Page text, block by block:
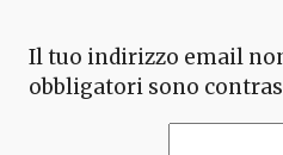
Il tuo indirizzo email
obbligatori sono